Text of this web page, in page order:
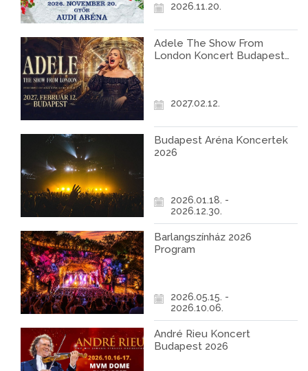
2026.11.20.
Adele The Show From
London Koncert Budapest
2027.02.12.
Budapest Aréna Koncertek
2026
2026.01.18. -
2026.12.30.
Barlangszínház 2026
Program
2026.05.15. -
2026.10.06.
André Rieu Koncert
Budapest 2026